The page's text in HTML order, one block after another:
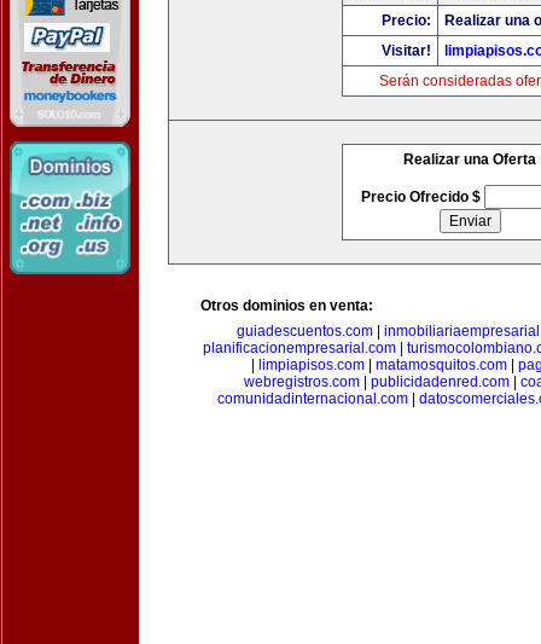
Precio:
Realizar una
Visitar!
Serán consideradas
Realizar una Oferta
Precio Ofrecido $
Otros dominios en venta:
guiadescuentos.com
planificacionempresarial.com
limpiapisos.com| matamosquitos.com|
webregistros.com| publicidadenred.com|
comunidadinternacional.com